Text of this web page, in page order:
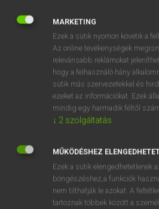
spékel
spektroszkóp
spektroszkópia
spekuláció
MARKETING
Ezek a sütik nyomon követik a
Az online tevékenységek
relevánsabb reklámokat
hogy a felhasználó hány
sütik más szervezetekkel és
ezeket az információkat. Ezek
mindig egy harmadik féltől
↓ 2 szolgáltatás
MŰKÖDÉSHEZ
Ezek a sütik elengedhetetlenek
böngészéshez,a funkciók
nem tilthatják le azokat. A
tartoznak többek között a